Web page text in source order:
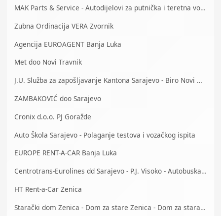
MAK Parts & Service - Autodijelovi za putnička i teretna vozila Gračanica
Zubna Ordinacija VERA Zvornik
Agencija EUROAGENT Banja Luka
Met doo Novi Travnik
J.U. Služba za zapošljavanje Kantona Sarajevo - Biro Novi Grad
ZAMBAKOVIĆ doo Sarajevo
Cronix d.o.o. PJ Goražde
Auto Škola Sarajevo - Polaganje testova i vozačkog ispita
EUROPE RENT-A-CAR Banja Luka
Centrotrans-Eurolines dd Sarajevo - P.J. Visoko - Autobuska stanica
HT Rent-a-Car Zenica
Starački dom Zenica - Dom za stare Zenica - Dom za stara lica Zenica